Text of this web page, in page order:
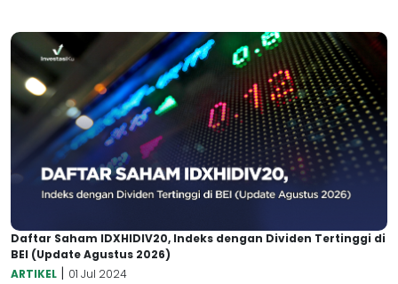
Daftar Saham IDXHIDIV20, Indeks dengan Dividen Tertinggi di
BEI (Update Agustus 2026)
ARTIKEL | 01 Jul 2024